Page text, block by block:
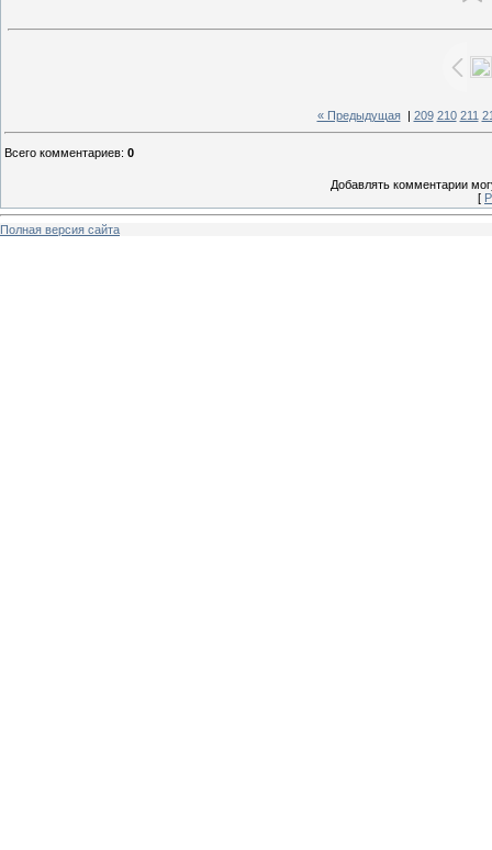
« Предыдущая| 209 210 211
Всего комментариев: 0
Добавлять комментарии
[
Полная версия сайта